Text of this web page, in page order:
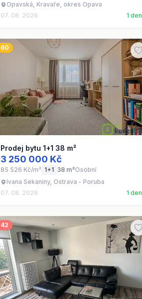
Opavská, Kravaře, okres Opava
07. 08. 2026
1 den
60
Prodej bytu 1+1 38 m²
3 250 000 Kč
85 526 Kč/m² 1+1 38 m²Osobní
Ivana Sekaniny, Ostrava - Poruba
07. 08. 2026
1 den
42